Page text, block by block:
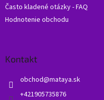
Často kladené otázky - FAQ
Hodnotenie obchodu
Kontakt
obchod@mataya.sk
+421905735876